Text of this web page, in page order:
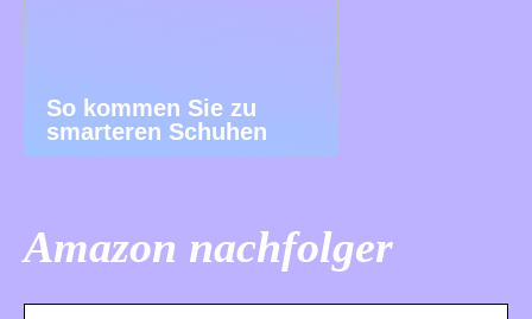
So kommen Sie zu
smarteren Schuhen
Amazon nachfolger